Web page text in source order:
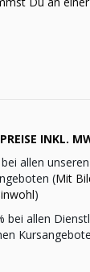
INKL.
allen
(Mit
)
bei allen